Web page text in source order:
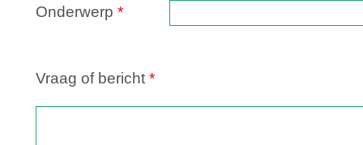
Onderwerp *
Vraag of bericht *